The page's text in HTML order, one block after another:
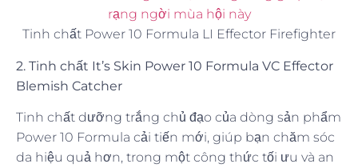
Tinh chất Power 10 Formula LI Effector Firefighter
2. Tinh chất It’s Skin Power 10 Formula VC Effector
Blemish Catcher
Tinh chất dưỡng trắng chủ đạo của dòng sản phẩm
Power 10 Formula cải tiến mới, giúp bạn chăm sóc
da hiệu quả hơn, trong một công thức tối ưu và an